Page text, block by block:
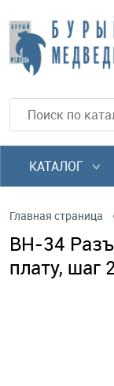
КАТАЛОГ
Главная страница
BH-34
плату, шаг